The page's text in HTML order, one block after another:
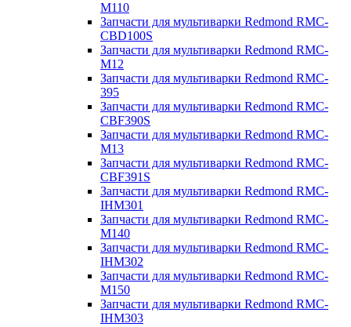
M110
Запчасти для мультиварки Redmond RMC-
CBD100S
Запчасти для мультиварки Redmond RMC-
M12
Запчасти для мультиварки Redmond RMC-
395
Запчасти для мультиварки Redmond RMC-
CBF390S
Запчасти для мультиварки Redmond RMC-
M13
Запчасти для мультиварки Redmond RMC-
CBF391S
Запчасти для мультиварки Redmond RMC-
IHM301
Запчасти для мультиварки Redmond RMC-
M140
Запчасти для мультиварки Redmond RMC-
IHM302
Запчасти для мультиварки Redmond RMC-
M150
Запчасти для мультиварки Redmond RMC-
IHM303